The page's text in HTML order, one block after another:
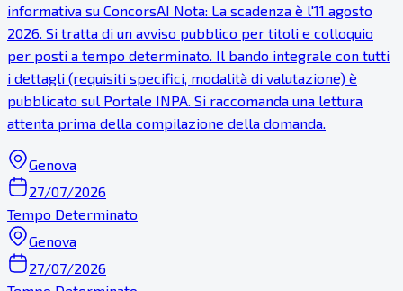
informativa su ConcorsAI Nota: La scadenza è l'11 agosto
2026. Si tratta di un avviso pubblico per titoli e colloquio
per posti a tempo determinato. Il bando integrale con tutti
i dettagli (requisiti specifici, modalità di valutazione) è
pubblicato sul Portale INPA. Si raccomanda una lettura
attenta prima della compilazione della domanda.
Genova
27/07/2026
Tempo Determinato
Genova
27/07/2026